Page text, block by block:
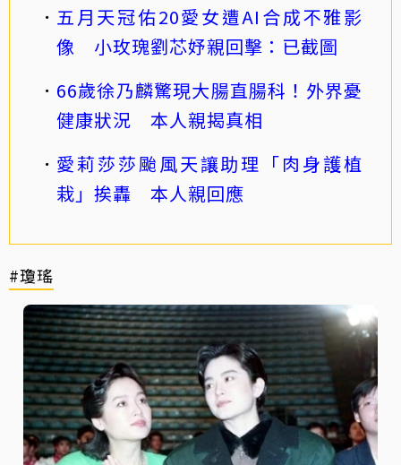
五月天冠佑20愛女遭AI合成不雅影
像 小玫瑰劉芯妤親回擊：已截圖
66歲徐乃麟驚現大腸直腸科！外界憂
健康狀況 本人親揭真相
愛莉莎莎颱風天讓助理「肉身護植
栽」挨轟 本人親回應
#瓊瑤